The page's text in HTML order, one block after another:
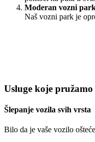
Moderan vozni
Naš vozni park je
Usluge koje pružamo
Šlepanje vozila svih vrsta
Bilo da je vaše vozilo